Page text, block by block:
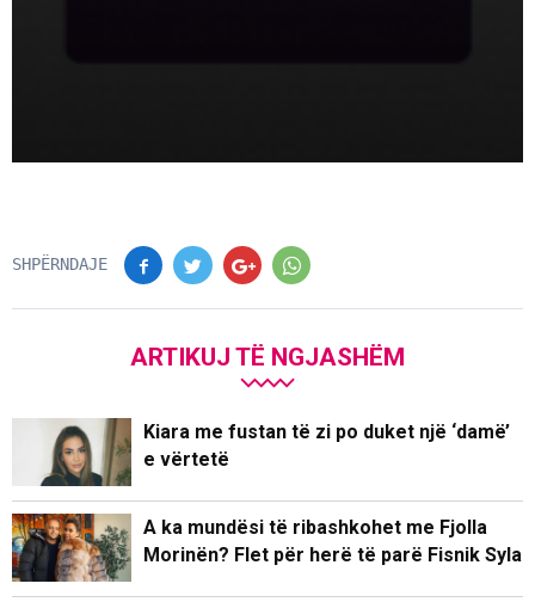
SHPËRNDAJE
ARTIKUJ TË NGJASHËM
Kiara me fustan të zi po duket një ‘damë’
e vërtetë
A ka mundësi të ribashkohet me Fjolla
Morinën? Flet për herë të parë Fisnik Syla